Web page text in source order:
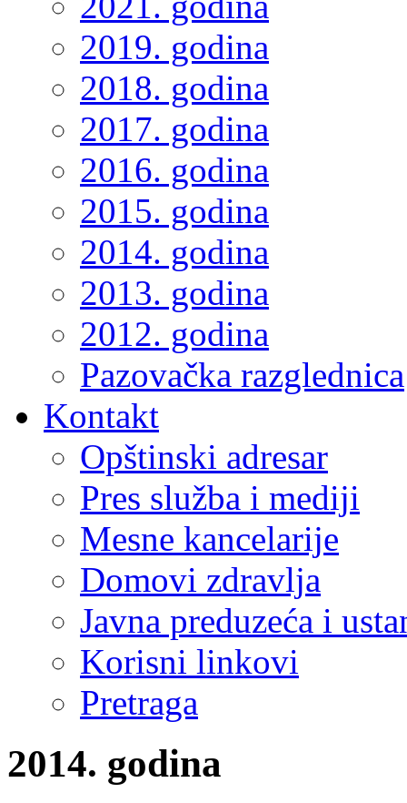
2019. godina
2018. godina
2017. godina
2016. godina
2015. godina
2014. godina
2013. godina
2012. godina
Pazovačka razglednica
Kontakt
Opštinski adresar
Pres služba i mediji
Mesne kancelarije
Domovi zdravlja
Javna preduzeća i
Korisni linkovi
Pretraga
2014. godina